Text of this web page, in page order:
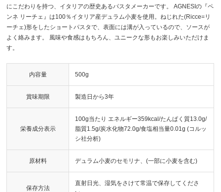
にこだわりを持つ、イタリアの歴史あるパスタメーカーです。 AGNESIの『ペ
ンネ リーチェ』は100％イタリア産デュラム小麦を使用。ねじれた(Ricce=リ
ーチェ)形をしたショートパスタで、表面には溝が入っているので、ソースが
よく絡みます。 風味や食感はもちろん、ユニークな形もお楽しみいただけま
す。
内容量 500g
賞味期限 製造日から3年
栄養成分表示
100g当たり エネルギー359kcal/たんぱく質13.0g/
脂質1.5g/炭水化物72.0g/食塩相当量0.01g (コルッ
シ社分析)
原材料 デュラム小麦のセモリナ、(一部に小麦を含む)
保存方法
直射日光、湿気をさけて常温で保存してくださ